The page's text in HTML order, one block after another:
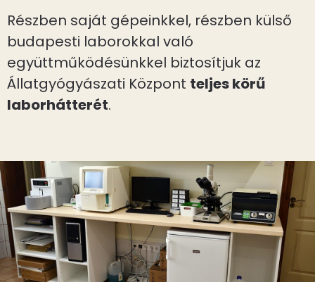
Részben saját gépeinkkel, részben külső
budapesti laborokkal való
együttműködésünkkel biztosítjuk az
Állatgyógyászati Központ teljes körű
laborhátterét.